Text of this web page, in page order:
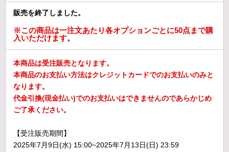
販売を終了しました。
※この商品は一注文あたり各オプションごとに50点まで購
入いただけます。
本商品は受注販売となります。
本商品のお支払い方法はクレジットカードでのお支払いのみと
なります。
代金引換(現金払い)でのお支払いはできませんのであらかじめ
ご了承ください。
【受注販売期間】
2025年7月9日(水) 15:00~2025年7月13日(日) 23:59